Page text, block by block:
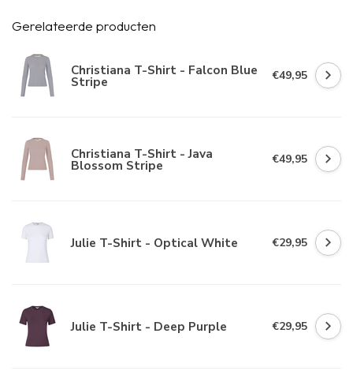
Gerelateerde producten
Christiana T-Shirt - Falcon Blue
Stripe €49,95
Christiana T-Shirt - Java
Blossom Stripe €49,95
Julie T-Shirt - Optical White €29,95
Julie T-Shirt - Deep Purple €29,95